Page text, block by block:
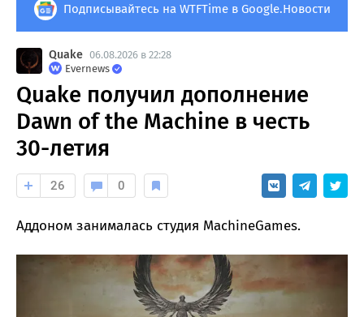
Подписывайтесь на WTFTime в Google.Новости
Quake 06.08.2026 в 22:28
Evernews
Quake получил дополнение
Dawn of the Machine в честь
30-летия
26 0
Аддоном занималась студия MachineGames.